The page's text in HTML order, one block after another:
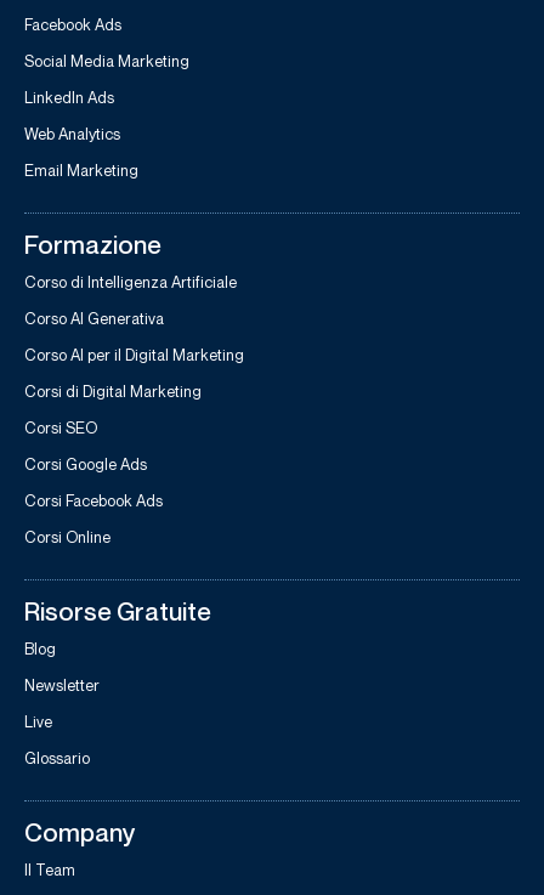
Facebook Ads
Social Media Marketing
LinkedIn Ads
Web Analytics
Email Marketing
Formazione
Corso di Intelligenza Artificiale
Corso AI Generativa
Corso AI per il Digital Marketing
Corsi di Digital Marketing
Corsi SEO
Corsi Google Ads
Corsi Facebook Ads
Corsi Online
Risorse Gratuite
Blog
Newsletter
Live
Glossario
Company
Il Team